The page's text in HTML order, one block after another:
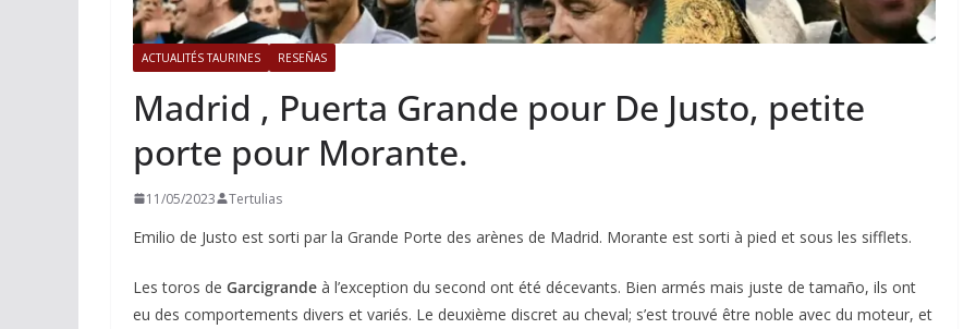
ACTUALITÉS TAURINES RESEÑAS
Madrid , Puerta Grande pour De Justo, petite
porte pour Morante.
11/05/2023 Tertulias
Emilio de Justo est sorti par la Grande Porte des arènes de Madrid. Morante est sorti à pied et sous les sifflets.
Les toros de Garcigrande à l’exception du second ont été décevants. Bien armés mais juste de tamaño, ils ont
eu des comportements divers et variés. Le deuxième discret au cheval; s’est trouvé être noble avec du moteur, et